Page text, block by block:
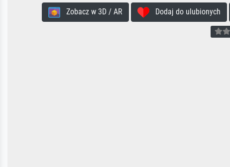
Zobacz w 3D / AR Dodaj do ulubionych